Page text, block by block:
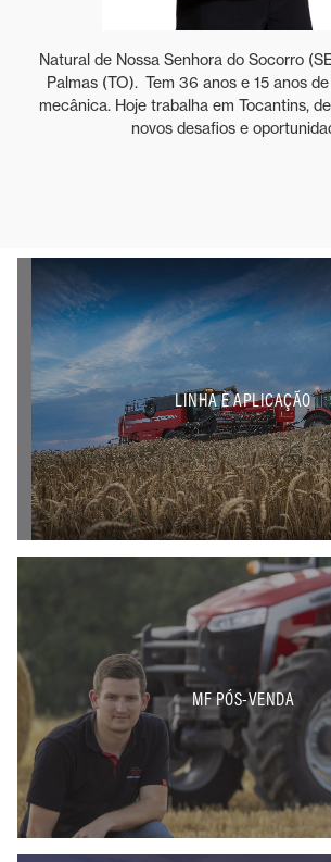
Natural de Nossa Senhora do Socorro
Palmas (TO). Tem 36 anos e 15 anos
mecânica. Hoje trabalha em Tocantins,
novos desafios e
LINHA E APLICAÇÃO
MF PÓS-VENDA